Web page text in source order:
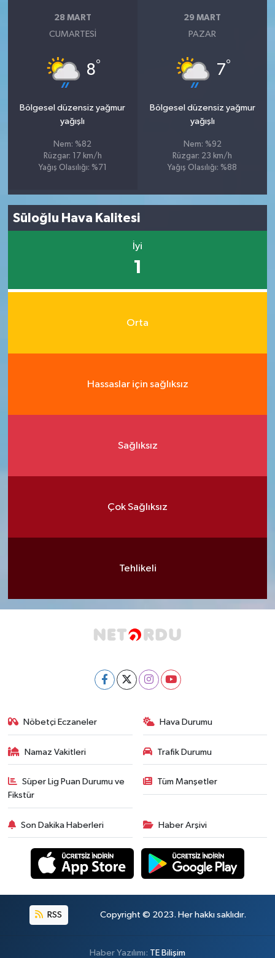
28 MART
CUMARTESI
8°
Bölgesel düzensiz yağmur
yağışlı
Nem: %82
Rüzgar: 17 km/h
Yağış Olasılığı: %71
29 MART
PAZAR
7°
Bölgesel düzensiz yağmur
yağışlı
Nem: %92
Rüzgar: 23 km/h
Yağış Olasılığı: %88
Süloğlu Hava Kalitesi
İyi
1
Orta
Hassaslar için sağlıksız
Sağlıksız
Çok Sağlıksız
Tehlikeli
Nöbetçi Eczaneler Hava Durumu
Namaz Vakitleri Trafik Durumu
Süper Lig Puan Durumu ve
Fikstür
Tüm Manşetler
Son Dakika Haberleri Haber Arşivi
RSS Copyright © 2023. Her hakkı saklıdır.
Haber Yazılımı: TE Bilişim